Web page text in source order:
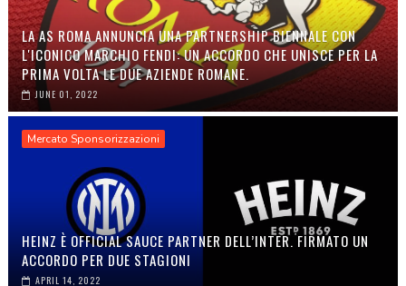
LA AS ROMA ANNUNCIA UNA PARTNERSHIP BIENNALE CON
L'ICONICO MARCHIO FENDI: UN ACCORDO CHE UNISCE PER LA
PRIMA VOLTA LE DUE AZIENDE ROMANE.
JUNE 01, 2022
Mercato Sponsorizzazioni
HEINZ È OFFICIAL SAUCE PARTNER DELL’INTER. FIRMATO UN
ACCORDO PER DUE STAGIONI
APRIL 14, 2022